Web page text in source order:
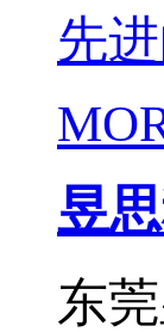
先
昱
东